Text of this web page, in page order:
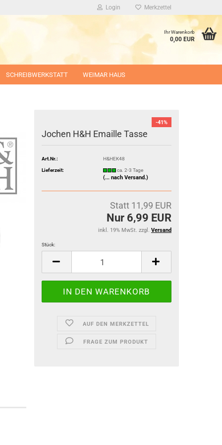
Login Merkzettel
Ihr Warenkorb
0,00 EUR
SCHREIBWERKSTATT WEIMAR HAUS
-41%
Jochen H&H Emaille Tasse
Art.Nr.: H&HEK48
Lieferzeit: ca. 2-3 Tage
(... nach Versand.)
Statt 11,99 EUR
Nur 6,99 EUR
inkl. 19% MwSt. zzgl. Versand
Stück:
AUF DEN MERKZETTEL
FRAGE ZUM PRODUKT